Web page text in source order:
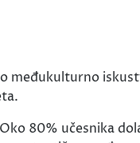
međukulturno
80% učesnika